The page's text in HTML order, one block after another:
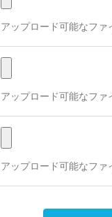
アップロード可能なファ
アップロード可能なファ
アップロード可能なファ